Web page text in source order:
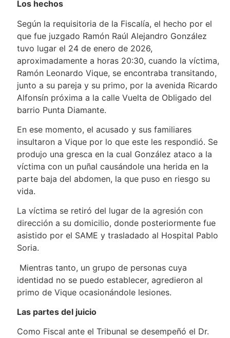
Los hechos
Según la requisitoria de la Fiscalía, el hecho por el
que fue juzgado Ramón Raúl Alejandro González
tuvo lugar el 24 de enero de 2026,
aproximadamente a horas 20:30, cuando la víctima,
Ramón Leonardo Vique, se encontraba transitando,
junto a su pareja y su primo, por la avenida Ricardo
Alfonsín próxima a la calle Vuelta de Obligado del
barrio Punta Diamante.
En ese momento, el acusado y sus familiares
insultaron a Vique por lo que este les respondió. Se
produjo una gresca en la cual González ataco a la
víctima con un puñal causándole una herida en la
parte baja del abdomen, la que puso en riesgo su
vida.
La víctima se retiró del lugar de la agresión con
dirección a su domicilio, donde posteriormente fue
asistido por el SAME y trasladado al Hospital Pablo
Soria.
Mientras tanto, un grupo de personas cuya
identidad no se puedo establecer, agredieron al
primo de Vique ocasionándole lesiones.
Las partes del juicio
Como Fiscal ante el Tribunal se desempeñó el Dr.